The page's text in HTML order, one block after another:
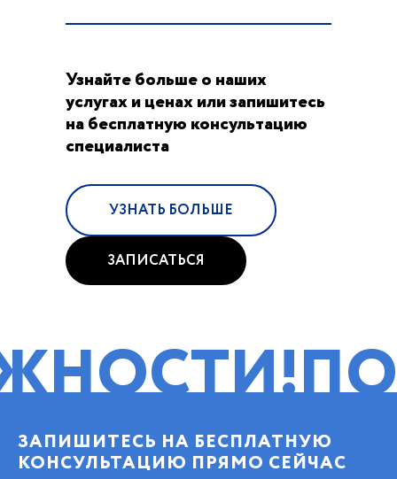
Узнайте больше о наших
услугах и ценах или запишитесь
на бесплатную консультацию
специалиста
УЗНАТЬ БОЛЬШЕ
ЗАПИСАТЬСЯ
ЗАПИШИТЕСЬ НА БЕСПЛАТНУЮ
КОНСУЛЬТАЦИЮ ПРЯМО СЕЙЧАС